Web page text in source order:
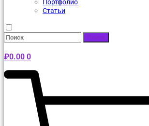
Портфолио
Статьи
Поиск
₽0.00 0